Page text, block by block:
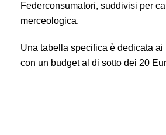
Federconsumatori, suddivisi per
merceologica.
Una tabella specifica è dedicata ai
con un budget al di sotto dei 20